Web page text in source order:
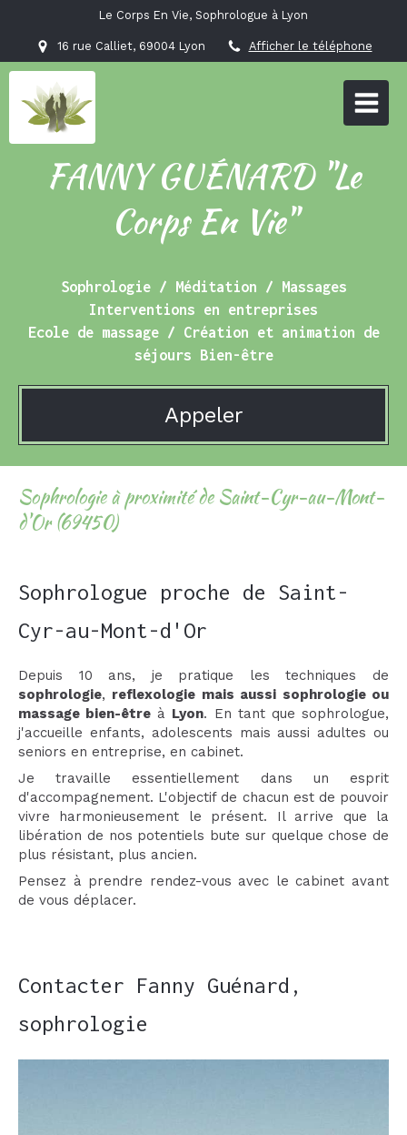
Le Corps En Vie, Sophrologue à Lyon
16 rue Calliet, 69004 Lyon Afficher le téléphone
FANNY GUÉNARD "Le
Corps En Vie"
Sophrologie / Méditation / Massages
Interventions en entreprises
Ecole de massage / Création et animation de
séjours Bien-être
Appeler
Sophrologie à proximité de Saint-Cyr-au-Mont-
d'Or (69450)
Sophrologue proche de Saint-
Cyr-au-Mont-d'Or
Depuis 10 ans, je pratique les techniques de
sophrologie, reflexologie mais aussi sophrologie ou
massage bien-être à Lyon. En tant que sophrologue,
j'accueille enfants, adolescents mais aussi adultes ou
seniors en entreprise, en cabinet.
Je travaille essentiellement dans un esprit
d'accompagnement. L'objectif de chacun est de pouvoir
vivre harmonieusement le présent. Il arrive que la
libération de nos potentiels bute sur quelque chose de
plus résistant, plus ancien.
Pensez à prendre rendez-vous avec le cabinet avant
de vous déplacer.
Contacter Fanny Guénard,
sophrologie